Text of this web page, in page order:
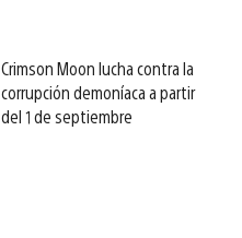
Crimson Moon lucha contra la
corrupción demoníaca a partir
del 1 de septiembre